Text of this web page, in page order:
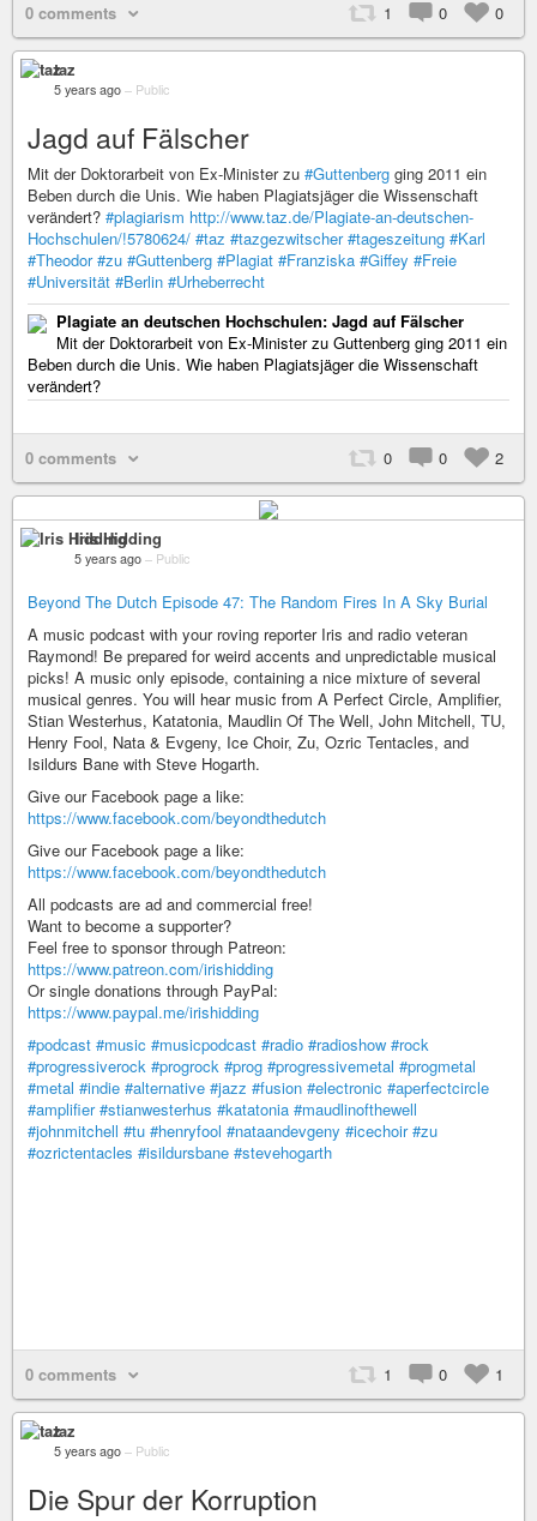
0 comments 1 0 0
taz
5 years ago – Public
Jagd auf Fälscher
Mit der Doktorarbeit von Ex-Minister zu #Guttenberg ging 2011 ein
Beben durch die Unis. Wie haben Plagiatsjäger die Wissenschaft
verändert? #plagiarism http://www.taz.de/Plagiate-an-deutschen-
Hochschulen/!5780624/ #taz #tazgezwitscher #tageszeitung #Karl
#Theodor #zu #Guttenberg #Plagiat #Franziska #Giffey #Freie
#Universität #Berlin #Urheberrecht
Plagiate an deutschen Hochschulen: Jagd auf Fälscher
Mit der Doktorarbeit von Ex-Minister zu Guttenberg ging 2011 ein
Beben durch die Unis. Wie haben Plagiatsjäger die Wissenschaft
verändert?
0 comments 0 0 2
Iris Hidding
5 years ago – Public
Beyond The Dutch Episode 47: The Random Fires In A Sky Burial
A music podcast with your roving reporter Iris and radio veteran
Raymond! Be prepared for weird accents and unpredictable musical
picks! A music only episode, containing a nice mixture of several
musical genres. You will hear music from A Perfect Circle, Amplifier,
Stian Westerhus, Katatonia, Maudlin Of The Well, John Mitchell, TU,
Henry Fool, Nata & Evgeny, Ice Choir, Zu, Ozric Tentacles, and
Isildurs Bane with Steve Hogarth.
Give our Facebook page a like:
https://www.facebook.com/beyondthedutch
Give our Facebook page a like:
https://www.facebook.com/beyondthedutch
All podcasts are ad and commercial free!
Want to become a supporter?
Feel free to sponsor through Patreon:
https://www.patreon.com/irishidding
Or single donations through PayPal:
https://www.paypal.me/irishidding
#podcast #music #musicpodcast #radio #radioshow #rock
#progressiverock #progrock #prog #progressivemetal #progmetal
#metal #indie #alternative #jazz #fusion #electronic #aperfectcircle
#amplifier #stianwesterhus #katatonia #maudlinofthewell
#johnmitchell #tu #henryfool #nataandevgeny #icechoir #zu
#ozrictentacles #isildursbane #stevehogarth
0 comments 1 0 1
taz
5 years ago – Public
Die Spur der Korruption